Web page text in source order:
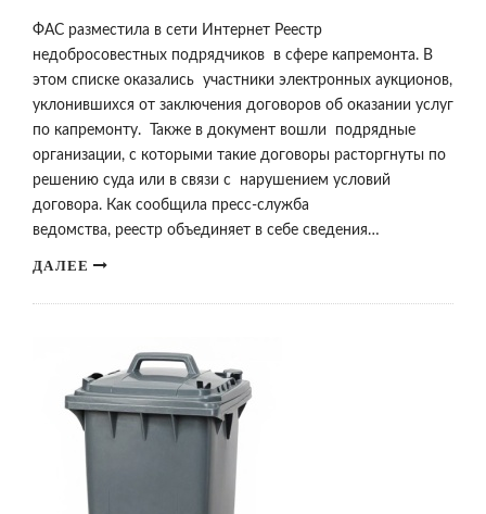
ФАС разместила в сети Интернет Реестр
недобросовестных подрядчиков в сфере капремонта. В
этом списке оказались участники электронных аукционов,
уклонившихся от заключения договоров об оказании услуг
по капремонту. Также в документ вошли подрядные
организации, с которыми такие договоры расторгнуты по
решению суда или в связи с нарушением условий
договора. Как сообщила пресс-служба
ведомства, реестр объединяет в себе сведения…
ДАЛЕЕ